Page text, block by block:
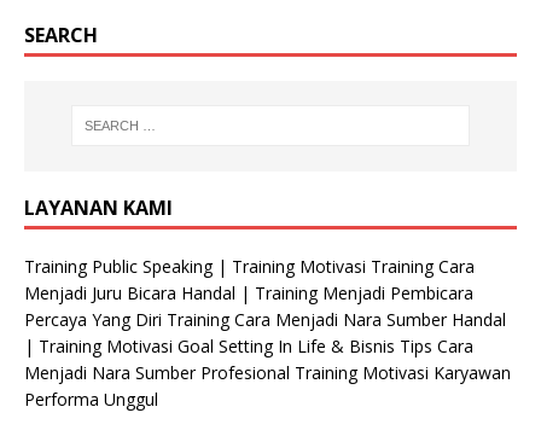
SEARCH
LAYANAN KAMI
Training Public Speaking | Training Motivasi Training Cara
Menjadi Juru Bicara Handal | Training Menjadi Pembicara
Percaya Yang Diri Training Cara Menjadi Nara Sumber Handal
| Training Motivasi Goal Setting In Life & Bisnis Tips Cara
Menjadi Nara Sumber Profesional Training Motivasi Karyawan
Performa Unggul